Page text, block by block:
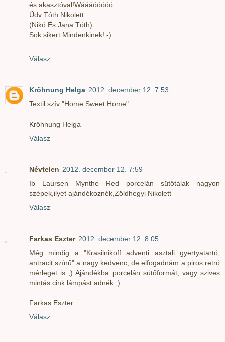
és akasztóval!Wáááóóóóó.....
Üdv:Tóth Nikolett
(Nikó És Jana Tóth)
Sok sikert Mindenkinek!:-)
Válasz
Krőhnung Helga 2012. december 12. 7:53
Textil szív "Home Sweet Home"
Krőhnung Helga
Válasz
Névtelen 2012. december 12. 7:59
Ib Laursen Mynthe Red porcelán sütőtálak nagyon
szépek,ilyet ajándékoznék,Zöldhegyi Nikolett
Válasz
Farkas Eszter 2012. december 12. 8:05
Még mindig a "Krasilnikoff adventi asztali gyertyatartó,
antracit színű" a nagy kedvenc, de elfogadnám a piros retró
mérleget is ;) Ajándékba porcelán sütőformát, vagy szives
mintás cink lámpást adnék ;)
Farkas Eszter
Válasz